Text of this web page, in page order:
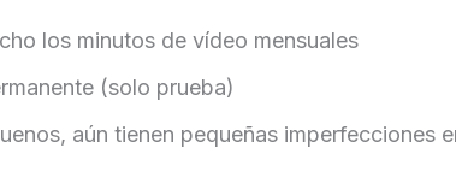
los minutos de vídeo mensuales
(solo prueba)
aún tienen pequeñas imperfecciones